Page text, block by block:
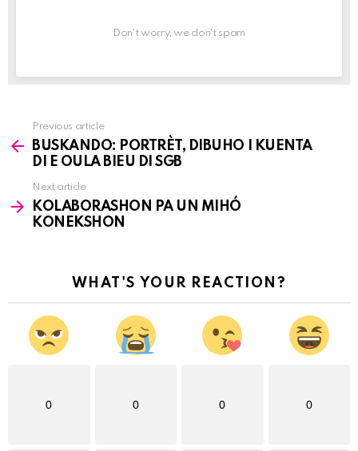
Don't worry, we don't spam
more
Previous article
BUSKANDO: PORTRÈT, DIBUHO I KUENTA
DI E OULA BIEU DI SGB
Next article
KOLABORASHON PA UN MIHÓ
KONEKSHON
WHAT'S YOUR REACTION?
0 0 0 0